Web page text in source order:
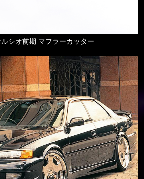
ルシオ前期 マフラーカッター